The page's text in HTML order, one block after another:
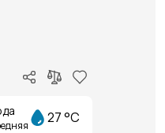
27 °C